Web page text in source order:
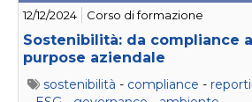
12/12/2024 Corso di formazione
Sostenibilità: da compliance
purpose aziendale
sostenibilità - compliance -